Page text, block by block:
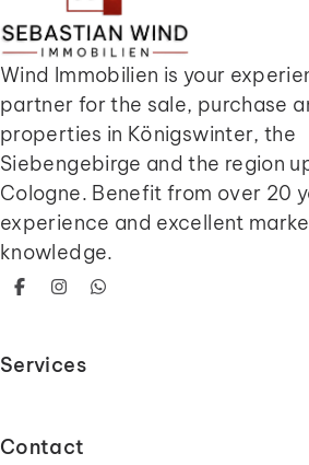
Wind Immobilien is your
partner for the sale, purchase
properties in Königswinter, the
Siebengebirge and the region
Cologne. Benefit from over 20
experience and excellent
knowledge.
Facebook
InstagramWhatsApp
Services
Contact